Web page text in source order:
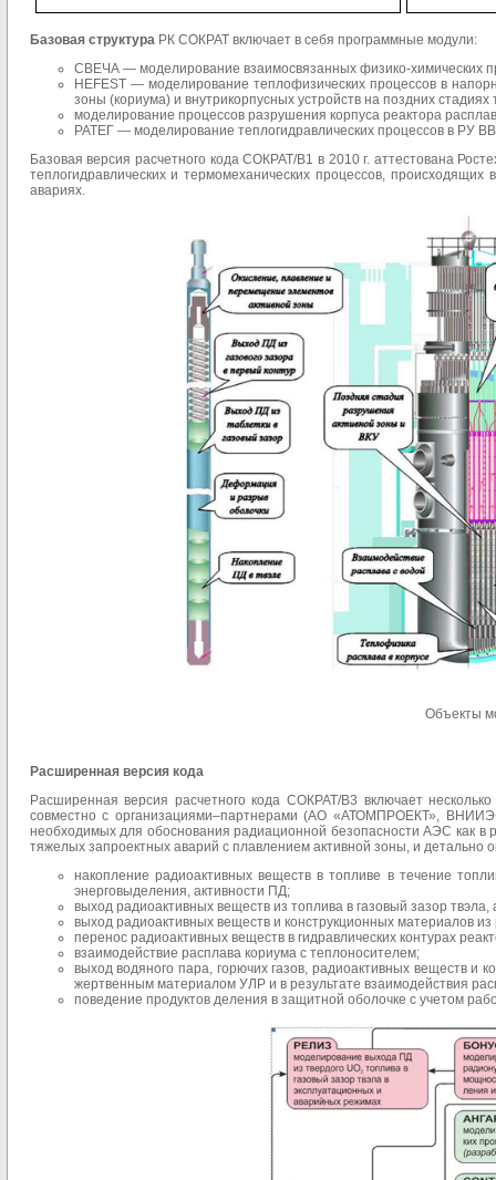
Базовая структураРК СОКРАТ включает в себя программные модули:
СВЕЧА — моделирование взаимосвязанных физико-химических
HEFEST — моделирование теплофизических процессов в
зоны (кориума) и внутрикорпусных устройств на поздних
моделирование процессов разрушения корпуса реактора
РАТЕГ — моделирование теплогидравлических процессов в РУ
Базовая версия расчетного кода СОКРАТ/В1 в 2010 г. аттестована
теплогидравлических и термомеханических процессов,
авариях.
Объекты
Расширенная версия кода
Расширенная версия расчетного кода СОКРАТ/В3 включает
совместно с организациями–партнерами (АО «АТОМПРОЕКТ»,
необходимых для обоснования радиационной безопасности АЭС как в
тяжелых запроектных аварий с плавлением активной зоны, и
накопление радиоактивных веществ в топливе в течение
энерговыделения, активности ПД;
выход радиоактивных веществ из топлива в газовый зазор
выход радиоактивных веществ и конструкционных материалов
перенос радиоактивных веществ в гидравлических контурах
взаимодействие расплава кориума с теплоносителем;
выход водяного пара, горючих газов, радиоактивных веществ и
жертвенным материалом УЛР и в результате взаимодействия
поведение продуктов деления в защитной оболочке с учетом